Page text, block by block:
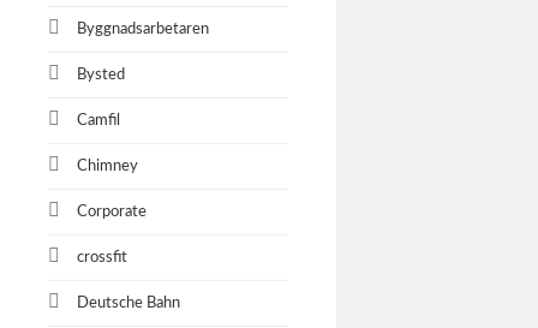
Byggnadsarbetaren
Bysted
Camfil
Chimney
Corporate
crossfit
Deutsche Bahn